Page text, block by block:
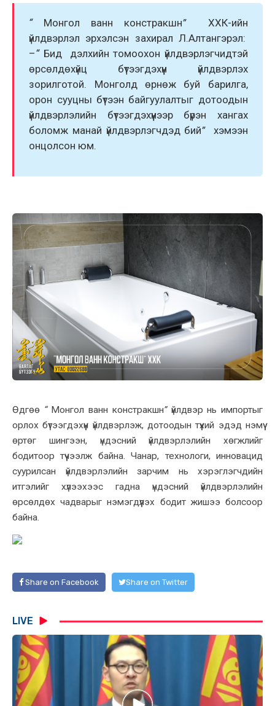
“ Монгол ванн констракшн”
ХХК-ийн
үйлдвэрлэл эрхэлсэн захирал Л.Алтангэрэл:
–“ Бид дэлхийн томоохон үйлдвэрлэгчидтэй
өрсөлдөхүйц бүтээгдэхүүн үйлдвэрлэх
зорилготой. Монголд өрнөж буй барилга,
орон сууцны бүтээн байгуулалтыг дотоодын
үйлдвэрлэлийн бүтээгдэхүүнээр бүрэн хангах
боломж манай үйлдвэрлэгчдэд бий”
хэмээн
онцолсон юм.
Өдгөө “ Монгол ванн констракшн”үйлдвэр нь импортыг
орлох бүтээгдэхүүн үйлдвэрлэж, дотоодын түүхий эдэд нэмүү
өртөг шингээн, үндэсний үйлдвэрлэлийн хөгжлийг
бодитоор түүчээлж байна. Чанар, технологи, инновацид
суурилсан үйлдвэрлэлийн зарчим нь хэрэглэгчдийн
итгэлийг хүлээхээс гадна үндэсний үйлдвэрлэлийн
өрсөлдөх чадварыг нэмэгдүүлэх бодит жишээ болсоор
байна.
Share on Facebook Share on Twitter
LIVE